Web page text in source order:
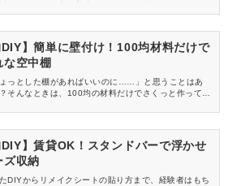
方を募集しています！
DIY】簡単に壁付け！100均材料だけで
な空中棚
ょっとした棚があればいいのに……」と思うことはあ
そんなときは、100均の材料だけでさくっと作ってし
「寿ことぶきチャンネルDIY」から、簡単にできる
DIY】賃貸OK！スタンドバーで浮かせ
ズ収納
DIYからリメイクシートの貼り方まで、経験者はもち